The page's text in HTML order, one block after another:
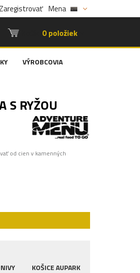
Mena
0 položiek
VÝROBCOVIA
S RYŽOU
od cien v kamenných
KOŠICE AUPARK